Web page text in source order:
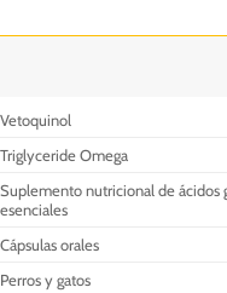
Vetoquinol
Triglyceride Omega
Suplemento nutricional de ácidos
esenciales
Cápsulas orales
Perros y gatos